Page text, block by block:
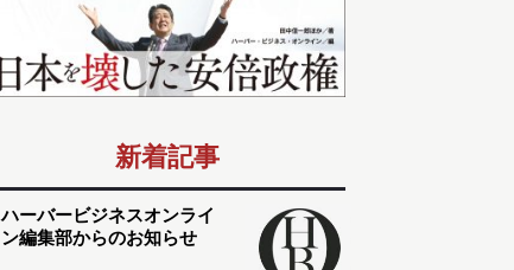
新着記事
ハーバービジネスオンライ
ン編集部からのお知らせ